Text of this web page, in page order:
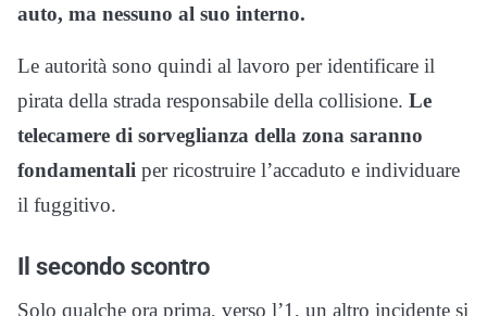
auto, ma nessuno al suo interno.
Le autorità sono quindi al lavoro per identificare il
pirata della strada responsabile della collisione. Le
telecamere di sorveglianza della zona saranno
fondamentali per ricostruire l’accaduto e individuare
il fuggitivo.
Il secondo scontro
Solo qualche ora prima, verso l’1, un altro incidente si